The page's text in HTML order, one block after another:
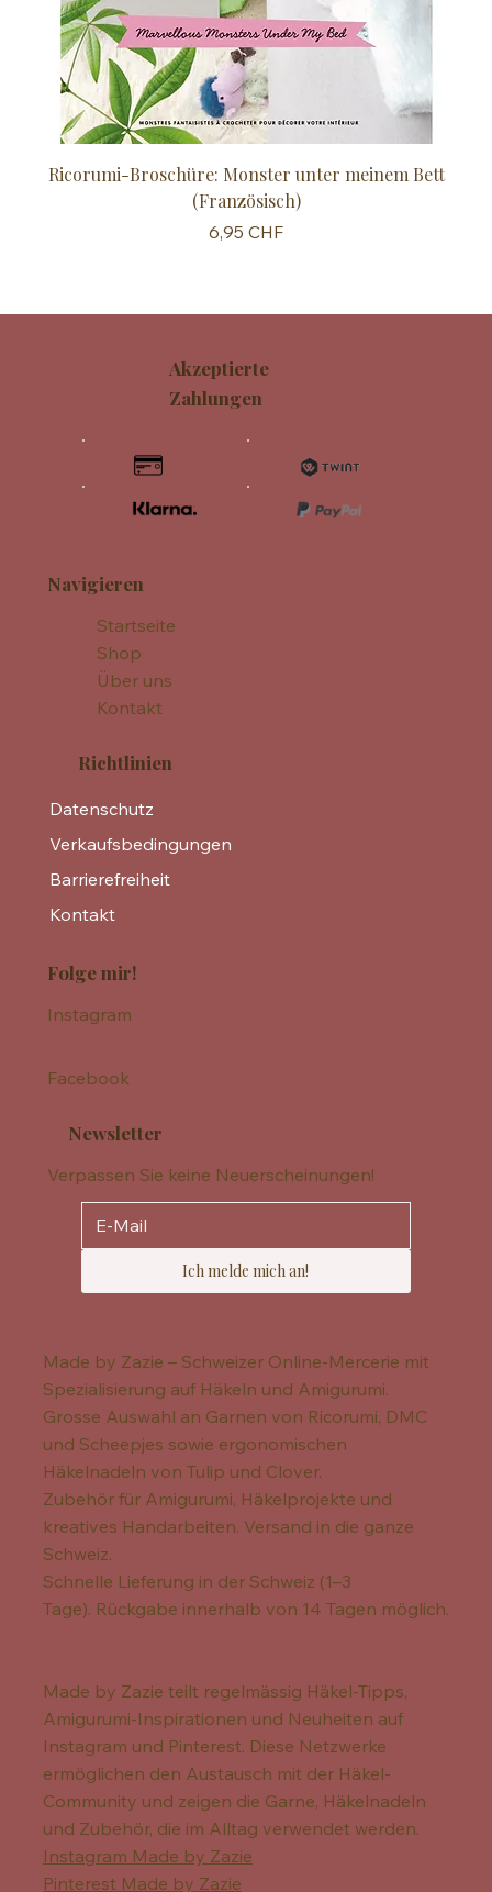
Ricorumi-Broschüre: Monster unter meinem Bett
(Französisch)
Preis
6,95 CHF
Navigieren
Startseite
Shop
Über uns
Kontakt
Richtlinien
Datenschutz
Verkaufsbedingungen
Barrierefreiheit
Kontakt
Folge mir!
Instagram
Facebook
Newsletter
Verpassen Sie keine Neuerscheinungen!
Ich melde mich an!
Made by Zazie – Schweizer Online-Mercerie mit
Spezialisierung auf Häkeln und Amigurumi.
Grosse Auswahl an Garnen von Ricorumi, DMC
und Scheepjes sowie ergonomischen
Häkelnadeln von Tulip und Clover.
Zubehör für Amigurumi, Häkelprojekte und
kreatives Handarbeiten. Versand in die ganze
Schweiz.
Schnelle Lieferung in der Schweiz (1–3
Tage). Rückgabe innerhalb von 14 Tagen möglich.
Made by Zazie teilt regelmässig Häkel-Tipps,
Amigurumi-Inspirationen und Neuheiten auf
Instagram und Pinterest. Diese Netzwerke
ermöglichen den Austausch mit der Häkel-
Community und zeigen die Garne, Häkelnadeln
und Zubehör, die im Alltag verwendet werden.
Instagram Made by Zazie
Pinterest Made by Zazie
Akzeptierte
Zahlungen